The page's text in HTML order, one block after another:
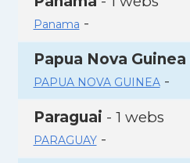
Panama -
Papua Nova Guinea
PAPUA NOVA GUINEA-
Paraguai - 1 webs
PARAGUAY-